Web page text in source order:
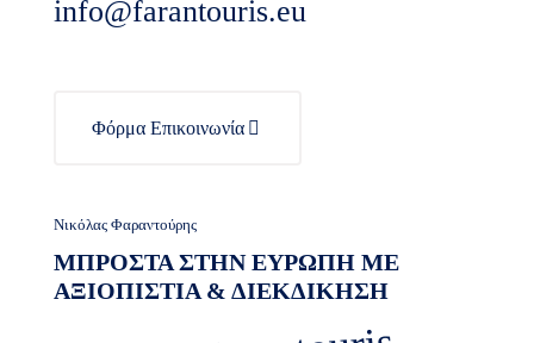
info@farantouris.eu
Φόρμα Επικοινωνία
Νικόλας Φαραντούρης
ΜΠΡΟΣΤΑ ΣΤΗΝ ΕΥΡΩΠΗ ΜΕ
ΑΞΙΟΠΙΣΤΙΑ & ΔΙΕΚΔΙΚΗΣΗ